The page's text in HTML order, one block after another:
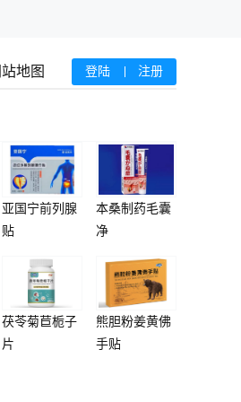
亚国宁前列腺
贴
本桑制药毛囊
净
茯苓菊苣栀子
片
熊胆粉姜黄佛
手贴
站地图 登陆 注册